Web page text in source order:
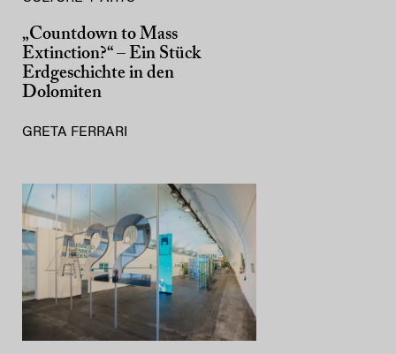
„Countdown to Mass
Extinction?“ – Ein Stück
Erdgeschichte in den
Dolomiten
GRETA FERRARI